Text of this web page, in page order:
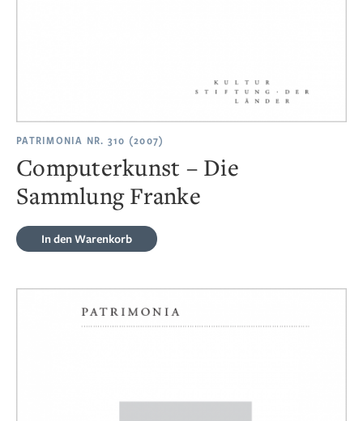
PATRIMONIA NR. 310 (2007)
Computerkunst – Die
Sammlung Franke
In den Warenkorb